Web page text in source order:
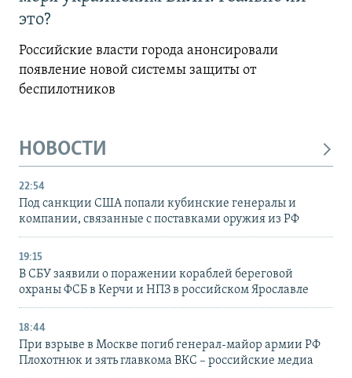
это?
Российские власти города анонсировали
появление новой системы защиты от
беспилотников
НОВОСТИ
22:54
Под санкции США попали кубинские генералы и
компании, связанные с поставками оружия из РФ
19:15
В СБУ заявили о поражении кораблей береговой
охраны ФСБ в Керчи и НПЗ в российском Ярославле
18:44
При взрыве в Москве погиб генерал-майор армии РФ
Плохотнюк и зять главкома ВКС – российские медиа